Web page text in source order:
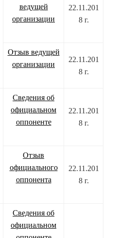
ведущей
организации
22.11.201
8 г.
Отзыв ведущей
организации
22.11.201
8 г.
Сведения об
официальном
оппоненте
22.11.201
8 г.
Отзыв
официального
оппонента
22.11.201
8 г.
Сведения об
официальном